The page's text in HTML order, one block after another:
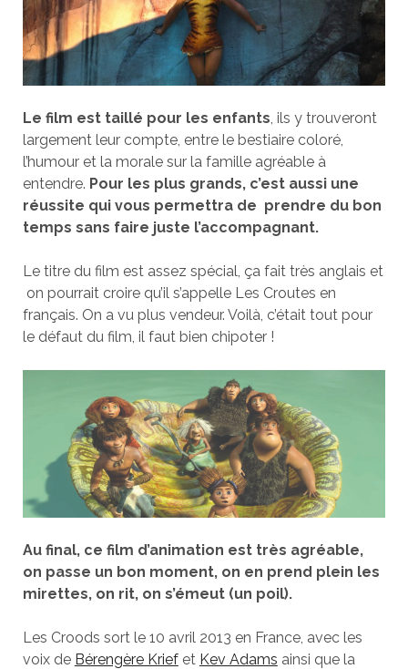
Le film est taillé pour les enfants, ils y trouveront
largement leur compte, entre le bestiaire coloré,
l’humour et la morale sur la famille agréable à
entendre. Pour les plus grands, c’est aussi une
réussite qui vous permettra de prendre du bon
temps sans faire juste l’accompagnant.
Le titre du film est assez spécial, ça fait très anglais et
on pourrait croire qu’il s’appelle Les Croutes en
français. On a vu plus vendeur. Voilà, c’était tout pour
le défaut du film, il faut bien chipoter !
Au final, ce film d’animation est très agréable,
on passe un bon moment, on en prend plein les
mirettes, on rit, on s’émeut (un poil).
Les Croods sort le 10 avril 2013 en France, avec les
voix de Bérengère Kriefet Kev Adams ainsi que la